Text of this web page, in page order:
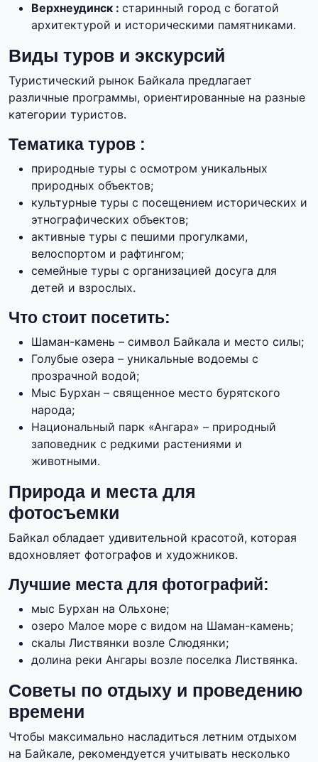
Верхнеудинск : старинный город с богатой
архитектурой и историческими памятниками.
Виды туров и экскурсий
Туристический рынок Байкала предлагает
различные программы, ориентированные на разные
категории туристов.
Тематика туров :
природные туры с осмотром уникальных
природных объектов;
культурные туры с посещением исторических и
этнографических объектов;
активные туры с пешими прогулками,
велоспортом и рафтингом;
семейные туры с организацией досуга для
детей и взрослых.
Что стоит посетить:
Шаман-камень – символ Байкала и место силы;
Голубые озера – уникальные водоемы с
прозрачной водой;
Мыс Бурхан – священное место бурятского
народа;
Национальный парк «Ангара» – природный
заповедник с редкими растениями и
животными.
Природа и места для
фотосъемки
Байкал обладает удивительной красотой, которая
вдохновляет фотографов и художников.
Лучшие места для фотографий:
мыс Бурхан на Ольхоне;
озеро Малое море с видом на Шаман-камень;
скалы Листвянки возле Слюдянки;
долина реки Ангары возле поселка Листвянка.
Советы по отдыху и проведению
времени
Чтобы максимально насладиться летним отдыхом
на Байкале, рекомендуется учитывать несколько